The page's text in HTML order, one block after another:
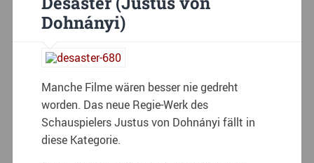
Dohnányi)
Manche Filme wären besser nie gedreht
worden. Das neue Regie-Werk des
Schauspielers Justus von Dohnányi fällt in
diese Kategorie.